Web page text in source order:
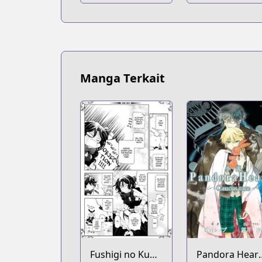
Manga Terkait
Fushigi no Kuni Pandora